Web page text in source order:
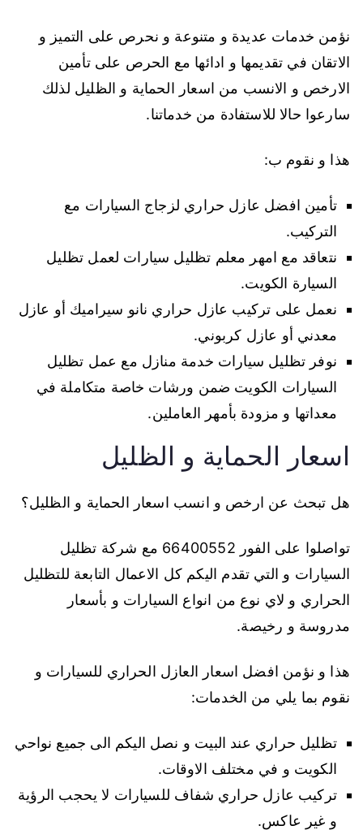
نؤمن خدمات عديدة و متنوعة و نحرص على التميز و
الاتقان في تقديمها و ادائها مع الحرص على تأمين
الارخص و الانسب من اسعار الحماية و الظليل لذلك
سارعوا حالا للاستفادة من خدماتنا.
هذا و نقوم ب:
تأمين افضل عازل حراري لزجاج السيارات مع
التركيب.
نتعاقد مع امهر معلم تظليل سيارات لعمل تظليل
السيارة الكويت.
نعمل على تركيب عازل حراري نانو سيراميك أو عازل
معدني أو عازل كربوني.
نوفر تظليل سيارات خدمة منازل مع عمل تظليل
السيارات الكويت ضمن ورشات خاصة متكاملة في
معداتها و مزودة بأمهر العاملين.
اسعار الحماية و الظليل
هل تبحث عن ارخص و انسب اسعار الحماية و الظليل؟
تواصلوا على الفور 66400552 مع شركة تظليل
السيارات و التي تقدم اليكم كل الاعمال التابعة للتظليل
الحراري و لاي نوع من انواع السيارات و بأسعار
مدروسة و رخيصة.
هذا و نؤمن افضل اسعار العازل الحراري للسيارات و
نقوم بما يلي من الخدمات:
تظليل حراري عند البيت و نصل اليكم الى جميع نواحي
الكويت و في مختلف الاوقات.
تركيب عازل حراري شفاف للسيارات لا يحجب الرؤية
و غير عاكس.